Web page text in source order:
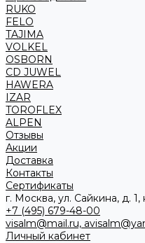
RUKO
FELO
TAJIMA
VOLKEL
OSBORN
CD JUWEL
HAWERA
IZAR
TOROFLEX
ALPEN
Отзывы
Акции
Доставка
Контакты
Сертификаты
г. Москва, ул. Сайкина, д. 1,
+7 (495) 679-48-00
visalm@mail.ru,
Личный кабинет